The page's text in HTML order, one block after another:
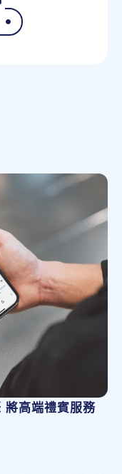
將高端禮賓服務